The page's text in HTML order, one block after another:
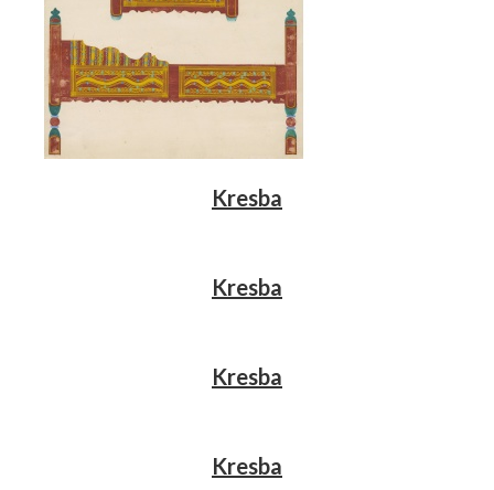
Kresba
Kresba
Kresba
Kresba